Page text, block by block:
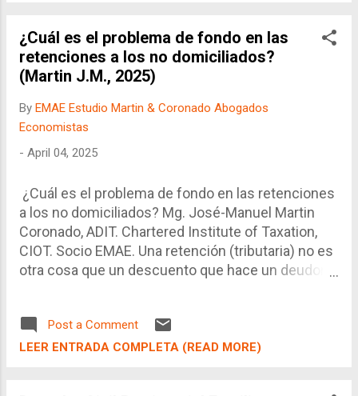
finalidad de ahorrarse dinero y sin las habilidades
jurídicas necesarias para identificar su la
respuesta o el documento son efectivamente
inteligencia artificial no tiene más de 95% ó 90% de
probabilidad de éxito. Esto es particularmente
grave si a partir de esta finalidad comienzan a
administrativos, ya que el resultado puede ser
evidente desfavorable....
¿Cuál es el problema de fondo en las
retenciones a los no domiciliados?
(Martin J.M., 2025)
By EMAE Estudio Martin & Coronado Abogados
Economistas
- April 04, 2025
¿Cuál es el problema de fondo en las retenciones
a los no domiciliados? Mg. José-Manuel Martin
Coronado, ADIT. Chartered Institute of Taxation,
CIOT. Socio EMAE. Una retención (tributaria) no es
otra cosa que un descuento que hace un deudor
equilvante al impuesto a la renta que el acreedor
tendría que pagar. Así, en lugar de esperar que el
Post a Comment
LEER ENTRADA COMPLETA (READ MORE)